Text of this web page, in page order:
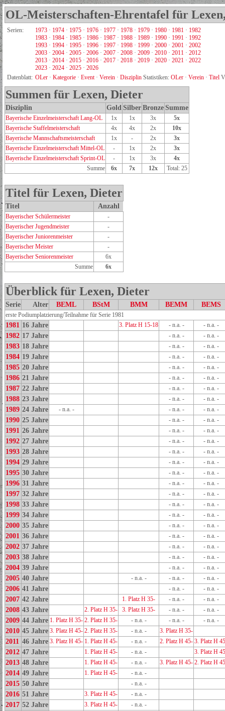
OL-Meisterschaften-Ehrentafel für
Serien: 1973 · 1974 · 1975 · 1976 · 1977 · 1978 · 1979 · 1980 · 1981 · 1982
1983 · 1984 · 1985 · 1986 · 1987 · 1988 · 1989 · 1990 · 1991 · 1992
1993 · 1994 · 1995 · 1996 · 1997 · 1998 · 1999 · 2000 · 2001 · 2002
2003 · 2004 · 2005 · 2006 · 2007 · 2008 · 2009 · 2010 · 2011 · 2012
2013 · 2014 · 2015 · 2016 · 2017 · 2018 · 2019 · 2020 · 2021 · 2022
2023 · 2024 · 2025 · 2026
Datenblatt: OLer · Kategorie · Event· Verein · Disziplin Statistiken: OLer · Verein · Titel
Summen für Lexen, Dieter
Disziplin Gold Silber Bronze Summe
Bayerische Einzelmeisterschaft Lang-OL 1x 1x 3x
5x
Bayerische Staffelmeisterschaft
4x 4x 2x
10x
Bayerische Mannschaftsmeisterschaft
1x - 2x
3x
Bayerische Einzelmeisterschaft Mittel-OL
- 1x 2x
3x
Bayerische Einzelmeisterschaft Sprint-OL
- 1x 3x
4x
Summe
6x 7x 12x Total: 25
Titel für Lexen, Dieter
Titel Anzahl
Bayerischer Schülermeister
-
Bayerischer Jugendmeister
-
Bayerischer Juniorenmeister
-
Bayerischer Meister
-
Bayerischer Seniorenmeister
6x
Summe
6x
Überblick für Lexen, Dieter
Serie Alter BEML BStM BMM BEMM BEMS
erste Podiumplatzierung/Teilnahme für Serie 1981
1981 16 Jahre 3. Platz H 15-18 - n.a. - - n.a. -
1982 17 Jahre - n.a. - - n.a. -
1983 18 Jahre - n.a. - - n.a. -
1984 19 Jahre - n.a. - - n.a. -
1985 20 Jahre - n.a. - - n.a. -
1986 21 Jahre - n.a. - - n.a. -
1987 22 Jahre - n.a. - - n.a. -
1988 23 Jahre - n.a. - - n.a. -
1989 24 Jahre - n.a. - - n.a. - - n.a. -
1990 25 Jahre - n.a. - - n.a. -
1991 26 Jahre - n.a. - - n.a. -
1992 27 Jahre - n.a. - - n.a. -
1993 28 Jahre - n.a. - - n.a. -
1994 29 Jahre - n.a. - - n.a. -
1995 30 Jahre - n.a. - - n.a. -
1996 31 Jahre - n.a. - - n.a. -
1997 32 Jahre - n.a. - - n.a. -
1998 33 Jahre - n.a. - - n.a. -
1999 34 Jahre - n.a. - - n.a. -
2000 35 Jahre - n.a. - - n.a. -
2001 36 Jahre - n.a. - - n.a. -
2002 37 Jahre - n.a. - - n.a. -
2003 38 Jahre - n.a. - - n.a. -
2004 39 Jahre - n.a. - - n.a. -
2005 40 Jahre - n.a. - - n.a. - - n.a. -
2006 41 Jahre - n.a. - - n.a. -
2007 42 Jahre 1. Platz H 35- - n.a. - - n.a. -
2008 43 Jahre 2. Platz H 35- 3. Platz H 35- - n.a. - - n.a. -
2009 44 Jahre 1. Platz H 35- 2. Platz H 35- - n.a. - - n.a. - - n.a. -
2010 45 Jahre 3. Platz H 45- 2. Platz H 35- - n.a. - 3. Platz H 35-
2011 46 Jahre 3. Platz H 45- 1. Platz H 45- - n.a. - 2. Platz H 45- 3. Platz H
2012 47 Jahre 1. Platz H 45- - n.a. - 3. Platz H
2013 48 Jahre 1. Platz H 45- - n.a. - 3. Platz H 45- 2. Platz H
2014 49 Jahre 1. Platz H 45- - n.a. -
2015 50 Jahre - n.a. -
2016 51 Jahre 3. Platz H 45- - n.a. -
2017 52 Jahre 3. Platz H 45- - n.a. -